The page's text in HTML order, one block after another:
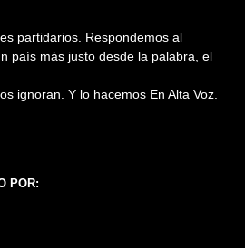
partidarios. Respondemos al
país más justo desde la palabra, el
ignoran. Y lo hacemos En Alta Voz.
POR: